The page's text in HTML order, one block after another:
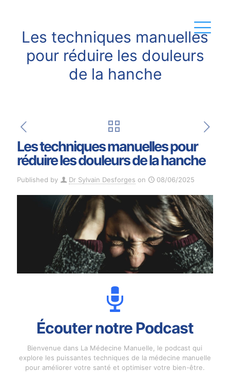
Les techniques manuelles
pour réduire les douleurs
de la hanche
Les techniques manuelles pour
réduire les douleurs de la hanche
Published by Dr Sylvain Desforges on 08/06/2025
Écouter notre Podcast
Bienvenue dans La Médecine Manuelle, le podcast qui
explore les puissantes techniques de la médecine manuelle
pour améliorer votre santé et optimiser votre bien-être.